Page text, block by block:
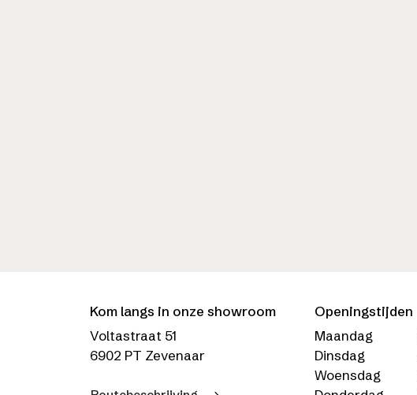
Kom langs in onze showroom
Voltastraat 51
6902 PT Zevenaar
Openingstijden
Maandag
Dinsdag
Woensdag